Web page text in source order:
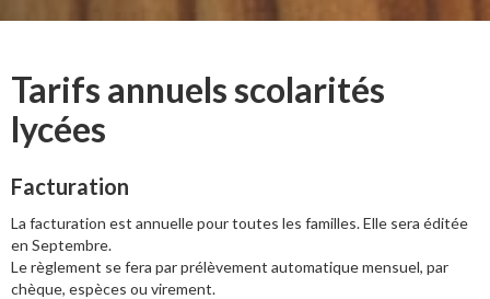
Tarifs annuels scolarités
lycées
Facturation
La facturation est annuelle pour toutes les familles. Elle sera éditée
en Septembre.
Le règlement se fera par prélèvement automatique mensuel, par
chèque, espèces ou virement.